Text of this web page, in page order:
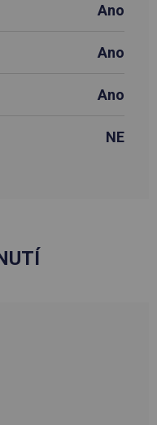
Ano
Ano
Ano
NE